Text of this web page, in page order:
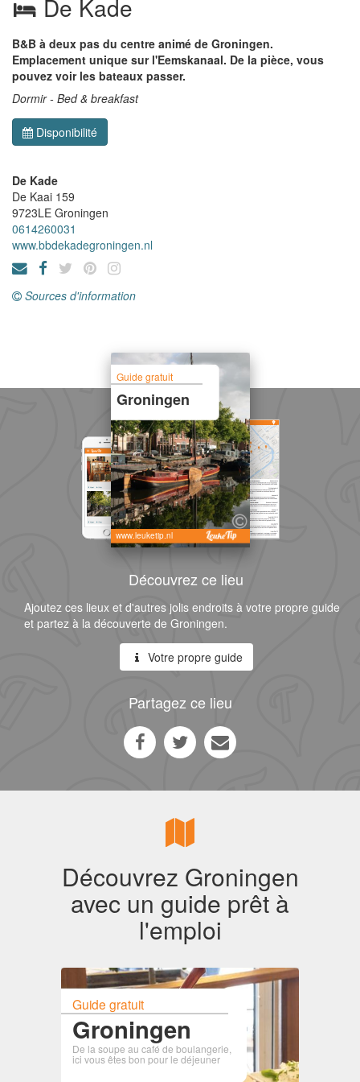
De Kade
B&B à deux pas du centre animé de Groningen.
Emplacement unique sur l'Eemskanaal. De la pièce, vous
pouvez voir les bateaux passer.
Dormir - Bed & breakfast
Disponibilité
De Kade
De Kaai 159
9723LE Groningen
0614260031
www.bbdekadegroningen.nl
Sources d'information
Guide gratuit
Groningen
www.leuketip.nl
Découvrez ce lieu
Ajoutez ces lieux et d'autres jolis endroits à votre propre guide
et partez à la découverte de Groningen.
Votre propre guide
Partagez ce lieu
Découvrez Groningen
avec un guide prêt à
l'emploi
Guide gratuit
Groningen
De la soupe au café de boulangerie,
ici vous êtes bon pour le déjeuner